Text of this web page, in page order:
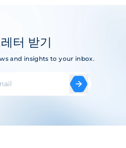
터 받기
and insights to your inbox.